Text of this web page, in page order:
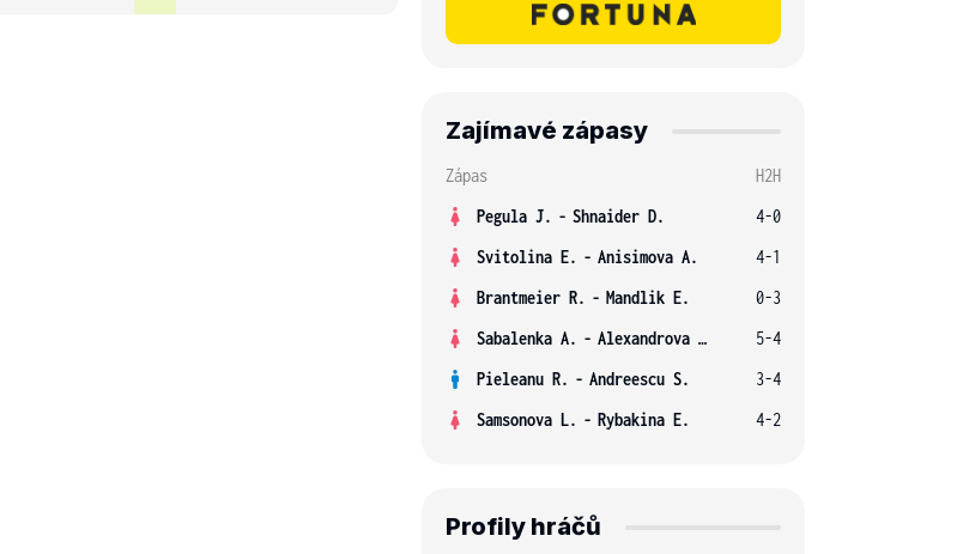
Zajímavé zápasy
Zápas
H2H
Pegula J. - Shnaider D.
4-0
Svitolina E. - Anisimova A.
4-1
Brantmeier R. - Mandlik E.
0-3
Sabalenka A. - Alexandrova E.
5-4
Pieleanu R. - Andreescu S.
3-4
Samsonova L. - Rybakina E. 4-2
Profily hráčů